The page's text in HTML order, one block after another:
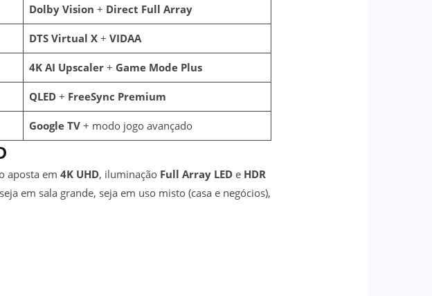
Dolby Vision + Direct Full Array
DTS Virtual X+ VIDAA
4K AI Upscaler+ Game Mode Plus
QLED+ FreeSync Premium
Google TV+ modo jogo avançado
aposta em 4K UHD, iluminação Full Array LED e HDR
em sala grande, seja em uso misto (casa e negócios),